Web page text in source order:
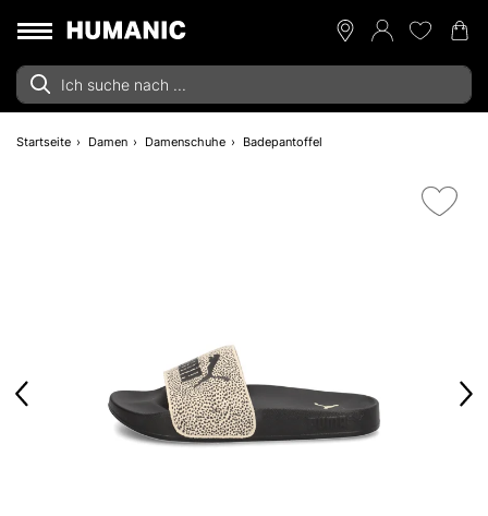
Startseite Damen Damenschuhe Badepantoffel